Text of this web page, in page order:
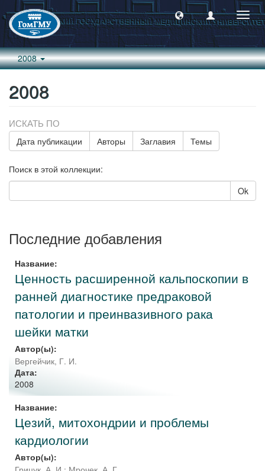
2008
2008
ИСКАТЬ ПО
Дата публикации Авторы Заглавия Темы
Поиск в этой коллекции:
Ok
Последние добавления
Название:
Ценность расширенной кальпоскопии в
ранней диагностике предраковой
патологии и преинвазивного рака
шейки матки
Автор(ы):
Вергейчик, Г. И.
Дата:
2008
Название:
Цезий, митохондрии и проблемы
кардиологии
Автор(ы):